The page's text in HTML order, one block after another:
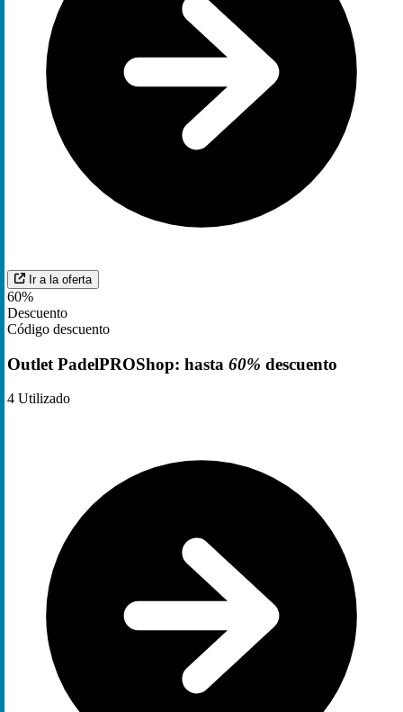
Ir a la oferta
60%
Descuento
Código descuento
Outlet PadelPROShop: hasta 60% descuento
4 Utilizado